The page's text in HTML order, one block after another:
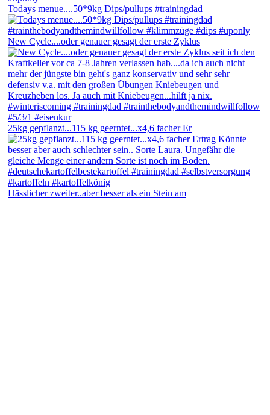
Todays menue....50*9kg Dips/pullups #trainingdad
New Cycle....oder genauer gesagt der erste Zyklus
25kg gepflanzt...115 kg geerntet...x4,6 facher Er
Hässlicher zweiter..aber besser als ein Stein am